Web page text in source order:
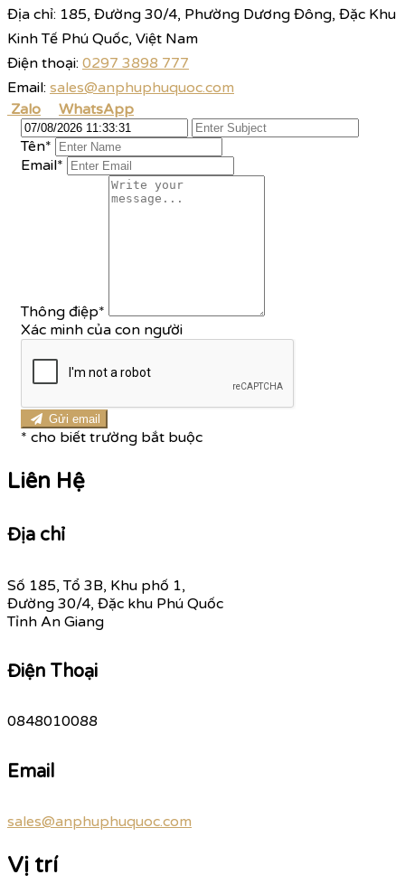
Địa chỉ: 185, Đường 30/4, Phường Dương Đông, Đặc Khu
Kinh Tế Phú Quốc, Việt Nam
Điện thoại: 0297 3898 777
Email: sales@anphuphuquoc.com
Zalo
WhatsApp
Tên*
Email*
Thông điệp*
Xác minh của con người
Gửi email
* cho biết trường bắt buộc
Liên Hệ
Địa chỉ
Số 185, Tổ 3B, Khu phố 1,
Đường 30/4, Đặc khu Phú Quốc
Tỉnh An Giang
Điện Thoại
0848010088
Email
sales@anphuphuquoc.com
Vị trí